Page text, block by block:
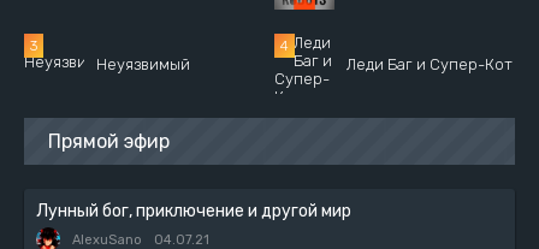
Неуязвимый Леди Баг и Супер-Кот
Прямой эфир
Лунный бог, приключение и другой мир
AlexuSano 04.07.21